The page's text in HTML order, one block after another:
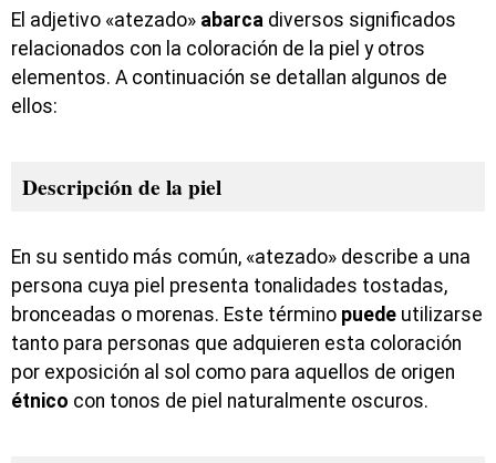
El adjetivo «atezado» abarca diversos significados
relacionados con la coloración de la piel y otros
elementos. A continuación se detallan algunos de
ellos:
Descripción de la piel
En su sentido más común, «atezado» describe a una
persona cuya piel presenta tonalidades tostadas,
bronceadas o morenas. Este término puede utilizarse
tanto para personas que adquieren esta coloración
por exposición al sol como para aquellos de origen
étnico con tonos de piel naturalmente oscuros.